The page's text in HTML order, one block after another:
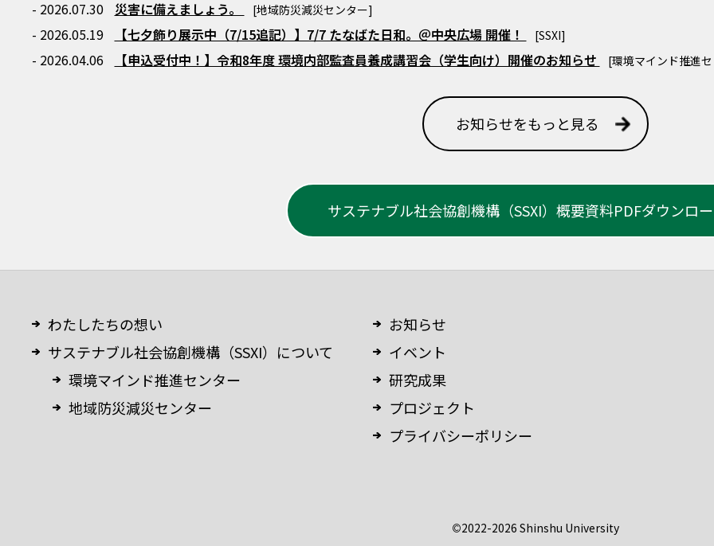
- 2026.07.30 災害に備えましょう。 [地域防災減災センター]
- 2026.05.19 【七夕飾り展示中（7/15追記）】7/7 たなばた日和。＠中央広場 開催！ [SSXI]
- 2026.04.06 【申込受付中！】令和8年度 環境内部監査員養成講習会（学生向け）開催のお知らせ [環境マインド推進
お知らせをもっと見る
サステナブル社会協創機構（SSXI） 概要資料PDFダウンロ
わたしたちの想い
サステナブル社会協創機構（SSXI）について
環境マインド推進センター
地域防災減災センター
お知らせ
イベント
研究成果
プロジェクト
プライバシーポリシー
©2022-2026 Shinshu University